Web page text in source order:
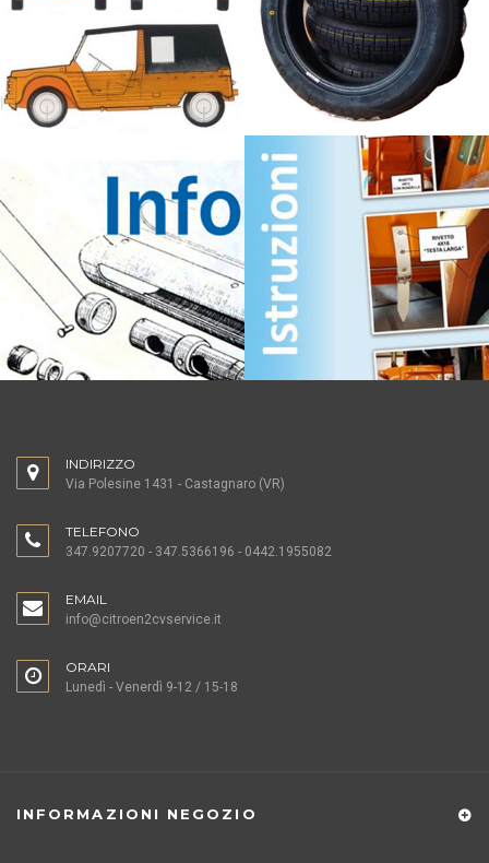
INDIRIZZO
Via Polesine 1431 - Castagnaro (VR)
TELEFONO
347.9207720 - 347.5366196 - 0442.1955082
EMAIL
info@citroen2cvservice.it
ORARI
Lunedì - Venerdì 9-12 / 15-18
INFORMAZIONI NEGOZIO